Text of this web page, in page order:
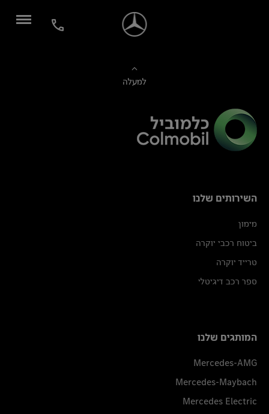
למעלה
השירותים שלנו
מימון
ביטוח רכבי יוקרה
טרייד יוקרה
ספר רכב דיגיטלי
המותגים שלנו
Mercedes-AMG
Mercedes-Maybach
Mercedes Electric